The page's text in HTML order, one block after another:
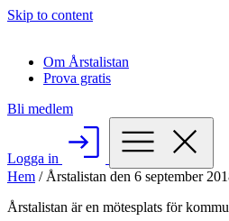
Skip to content
Om Årstalistan
Prova gratis
Bli medlem
Logga in
Hem / Årstalistan den 6 september
Årstalistan är en mötesplats för